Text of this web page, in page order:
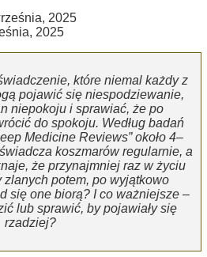
2025
2025
które niemal każdy z
pojawić się niespodziewanie,
niepokoju i sprawiać, że po
do spokoju. Według badań
Medicine Reviews” około 4–
koszmarów regularnie, a
że przynajmniej raz w życiu
zlanych potem, po wyjątkowo
się one biorą? I co ważniejsze –
lub sprawić, by pojawiały się
rzadziej?